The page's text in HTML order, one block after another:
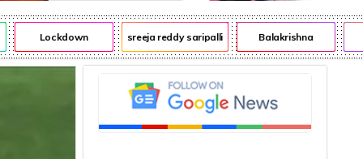
Lockdown sreeja reddy saripalli Balakrishna